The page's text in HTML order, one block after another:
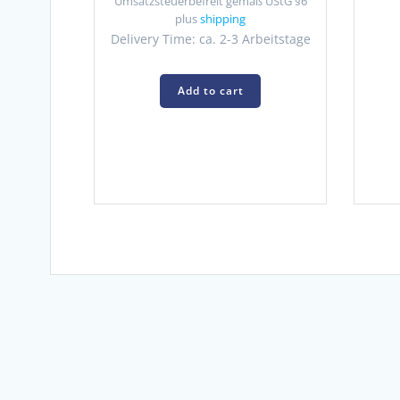
plusshipping
Delivery Time: ca. 2-3 Arbeitstage
Add to cart